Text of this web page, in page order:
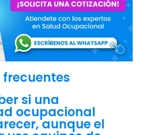
si una
ocupacional
aunque el